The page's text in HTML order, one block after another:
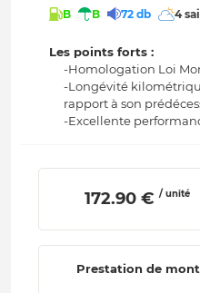
B B 72 db 4
Les points forts :
-Homologation Loi
-Longévité
rapport à son
-Excellente
172.90 € / unité
Prestation de